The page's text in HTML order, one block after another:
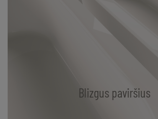
Blizgus paviršius